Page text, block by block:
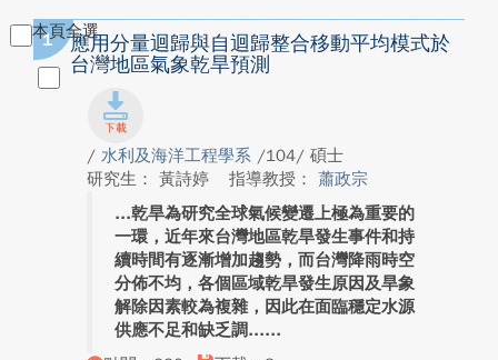
本頁全選
1
應用分量迴歸與自迴歸整合移動平均模式於
台灣地區氣象乾旱預測
/ 水利及海洋工程學系 /104/ 碩士
研究生： 黃詩婷
指導教授： 蕭政宗
乾旱為研究全球氣候變遷上極為重要的
一環，近年來台灣地區乾旱發生事件和持
續時間有逐漸增加趨勢，而台灣降雨時空
分佈不均，各個區域乾旱發生原因及旱象
解除因素較為複雜，因此在面臨穩定水源
供應不足和缺乏調...